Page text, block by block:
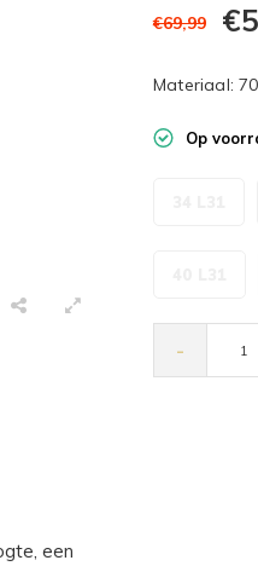
€69,99
Materiaal:
Op
-
een